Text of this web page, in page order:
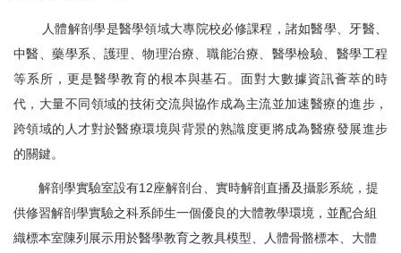
人體解剖學是醫學領域大專院校必修課程，諸如醫學、牙醫、
中醫、藥學系、護理、物理治療、職能治療、醫學檢驗、醫學工程
等系所，更是醫學教育的根本與基石。面對大數據資訊薈萃的時
代，大量不同領域的技術交流與協作成為主流並加速醫療的進步，
跨領域的人才對於醫療環境與背景的熟識度更將成為醫療發展進步
的關鍵。
解剖學實驗室設有12座解剖台、實時解剖直播及攝影系統，提
供修習解剖學實驗之科系師生一個優良的大體教學環境，並配合組
織標本室陳列展示用於醫學教育之教具模型、人體骨骼標本、大體